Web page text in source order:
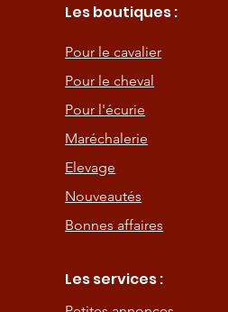
Les boutiques :
Pour le cavalier
Pour le cheval
Pour l'écurie
Maréchalerie
Elevage
Nouveautés
Bonnes affaires
Les services :